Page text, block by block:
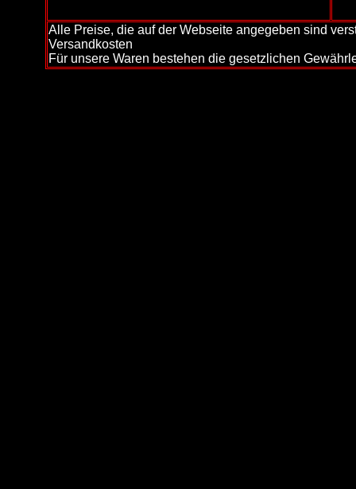
Alle Preise, die auf der Webseite angegeben sind
Versandkosten
Für unsere Waren bestehen die gesetzlichen